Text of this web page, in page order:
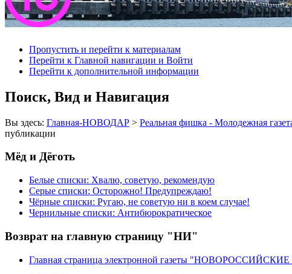
Пропустить и перейти к материалам
Перейти к Главной навигации и Войти
Перейти к дополнительной информации
Поиск, Вид и Навигация
Вы здесь: Главная-НОВОДАР > Реальная фишка - Молодежная
публикации
Мёд и Дёготь
Белые списки: Хвалю, советую, рекомендую
Серые списки: Осторожно! Предупреждаю!
Чёрные списки: Ругаю, не советую ни в коем случае!
Чернильные списки: Антибюрократическое
Возврат на главную страницу "НИ"
Главная страница электронной газеты